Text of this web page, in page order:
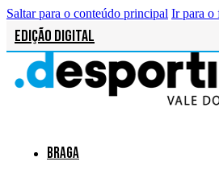
Saltar para o conteúdo principal Ir para o
Edição Digital
Braga